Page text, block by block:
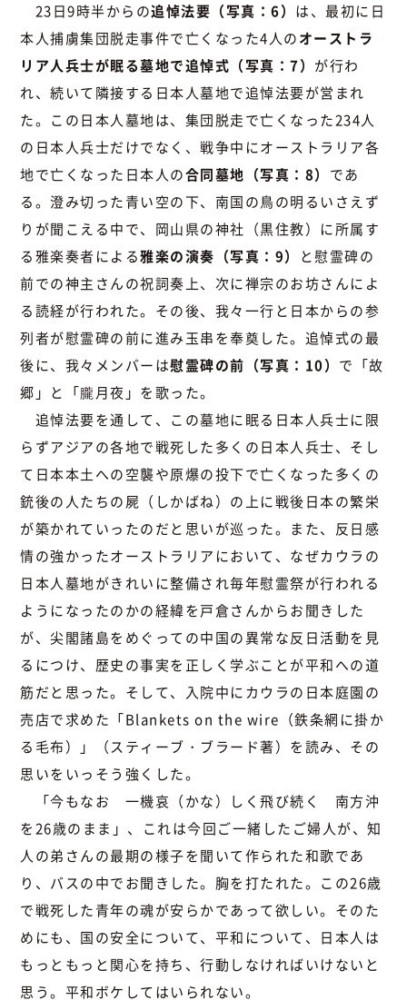
23日9時半からの追悼法要（写真：6） は、最初に日
本人捕虜集団脱走事件で亡くなった4人のオーストラ
リア人兵士が眠る墓地で追悼式（写真：7） が行わ
れ、続いて隣接する日本人墓地で追悼法要が営まれ
た。この日本人墓地は、集団脱走で亡くなった234人
の日本人兵士だけでなく、戦争中にオーストラリア各
地で亡くなった日本人の合同墓地（写真：8） であ
る。澄み切った青い空の下、南国の鳥の明るいさえず
りが聞こえる中で、岡山県の神社（黒住教）に所属す
る雅楽奏者による雅楽の演奏（写真：9） と慰霊碑の
前での神主さんの祝詞奏上、次に禅宗のお坊さんによ
る読経が行われた。その後、我々一行と日本からの参
列者が慰霊碑の前に進み玉串を奉奠した。追悼式の最
後に、我々メンバーは慰霊碑の前（写真：10） で「故
郷」と「朧月夜」を歌った。
追悼法要を通して、この墓地に眠る日本人兵士に限
らずアジアの各地で戦死した多くの日本人兵士、そし
て日本本土への空襲や原爆の投下で亡くなった多くの
銃後の人たちの屍（しかばね）の上に戦後日本の繁栄
が築かれていったのだと思いが巡った。また、反日感
情の強かったオーストラリアにおいて、なぜカウラの
日本人墓地がきれいに整備され毎年慰霊祭が行われる
ようになったのかの経緯を戸倉さんからお聞きした
が、尖閣諸島をめぐっての中国の異常な反日活動を見
るにつけ、歴史の事実を正しく学ぶことが平和への道
筋だと思った。そして、入院中にカウラの日本庭園の
売店で求めた「Blankets on the wire（鉄条網に掛か
る毛布）」（スティーブ・ブラード著）を読み、その
思いをいっそう強くした。
「今もなお 一機哀（かな）しく飛び続く 南方沖
を26歳のまま」、これは今回ご一緒したご婦人が、知
人の弟さんの最期の様子を聞いて作られた和歌であ
り、バスの中でお聞きした。胸を打たれた。この26歳
で戦死した青年の魂が安らかであって欲しい。そのた
めにも、国の安全について、平和について、日本人は
もっともっと関心を持ち、行動しなければいけないと
思う。平和ボケしてはいられない。